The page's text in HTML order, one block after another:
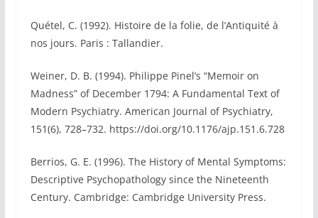
Quétel, C. (1992). Histoire de la folie, de l’Antiquité à
nos jours. Paris : Tallandier.
Weiner, D. B. (1994). Philippe Pinel’s “Memoir on
Madness” of December 1794: A Fundamental Text of
Modern Psychiatry. American Journal of Psychiatry,
151(6), 728–732. https://doi.org/10.1176/ajp.151.6.728
Berrios, G. E. (1996). The History of Mental Symptoms:
Descriptive Psychopathology since the Nineteenth
Century. Cambridge: Cambridge University Press.